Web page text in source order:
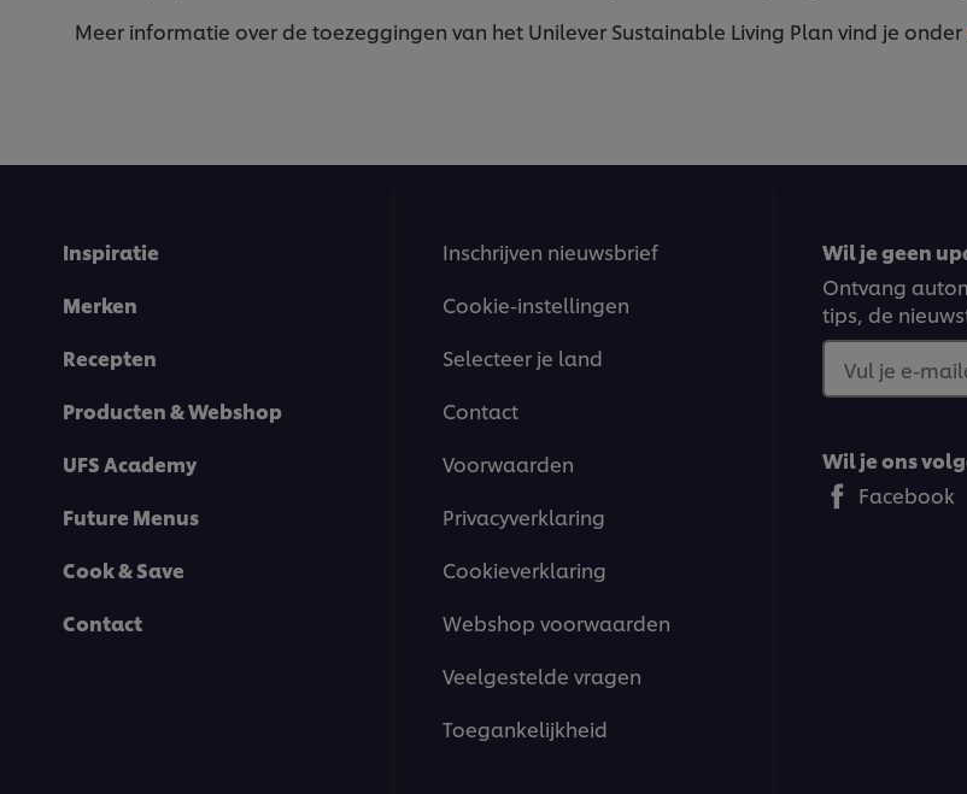
Meer informatie over de toezeggingen van het Unilever Sustainable Living Plan vind je onder
Inspiratie
Merken
Recepten
Producten & Webshop
UFS Academy
Future Menus
Cook & Save
Contact
Inschrijven nieuwsbrief
Cookie-instellingen
Selecteer je land
Contact
Voorwaarden
Privacyverklaring
Cookieverklaring
Webshop voorwaarden
Veelgestelde vragen
Toegankelijkheid
Wil je geen
Ontvang
tips, de
Vul je e-
Wil je ons
Facebook